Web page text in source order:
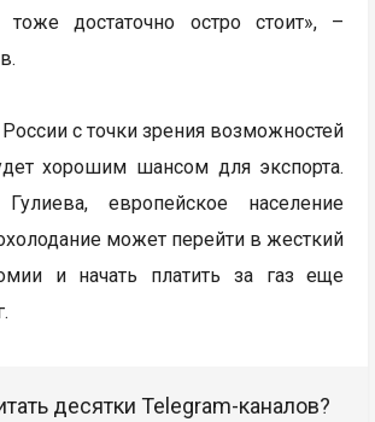
тоже достаточно остро стоит», –
с точки зрения возможностей
хорошим шансом для экспорта.
европейское население
может перейти в жесткий
и начать платить за газ еще
десятки Telegram-каналов?